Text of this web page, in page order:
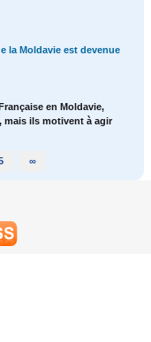
la Moldavie est devenue
en Moldavie,
mais ils motivent à agir
∞